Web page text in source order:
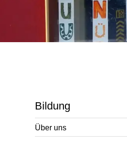
Bildung
Über uns